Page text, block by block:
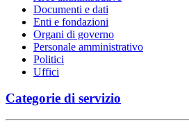
Documenti e dati
Enti e fondazioni
Organi di governo
Personale amministrativo
Politici
Uffici
Categorie di servizio